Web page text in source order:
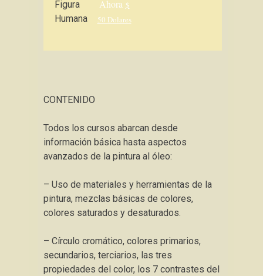
Figura
Humana
Ahora $
50 Dolares
CONTENIDO
Todos los cursos abarcan desde
información básica hasta aspectos
avanzados de la pintura al óleo:
– Uso de materiales y herramientas de la
pintura, mezclas básicas de colores,
colores saturados y desaturados.
– Círculo cromático, colores primarios,
secundarios, terciarios, las tres
propiedades del color, los 7 contrastes del